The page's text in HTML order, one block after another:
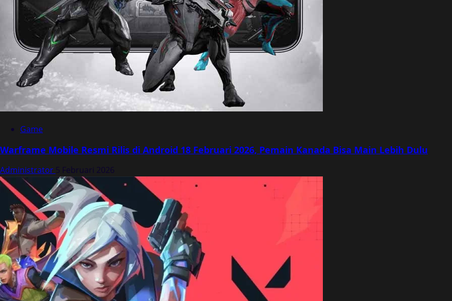
Game
Warframe Mobile Resmi Rilis di Android 18 Februari 2026, Pemain Kanada Bisa Main Lebih Dulu
Administrator 5 Februari 2026